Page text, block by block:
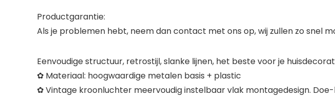
Productgarantie:
Als je problemen hebt, neem dan contact met ons op, wij zullen zo snel
Eenvoudige structuur, retrostijl, slanke lijnen, het beste voor je
✿ Materiaal: hoogwaardige metalen basis + plastic
✿ Vintage kroonluchter meervoudig instelbaar vlak montagedesign.